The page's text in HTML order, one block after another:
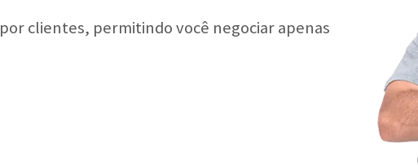
clientes, permitindo você negociar apenas